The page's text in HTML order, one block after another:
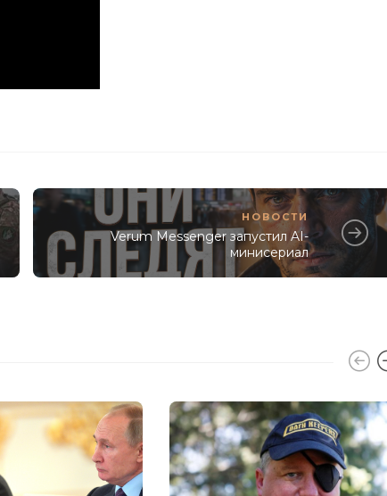
НОВОСТИ
Verum Messenger запустил AI-
минисериал